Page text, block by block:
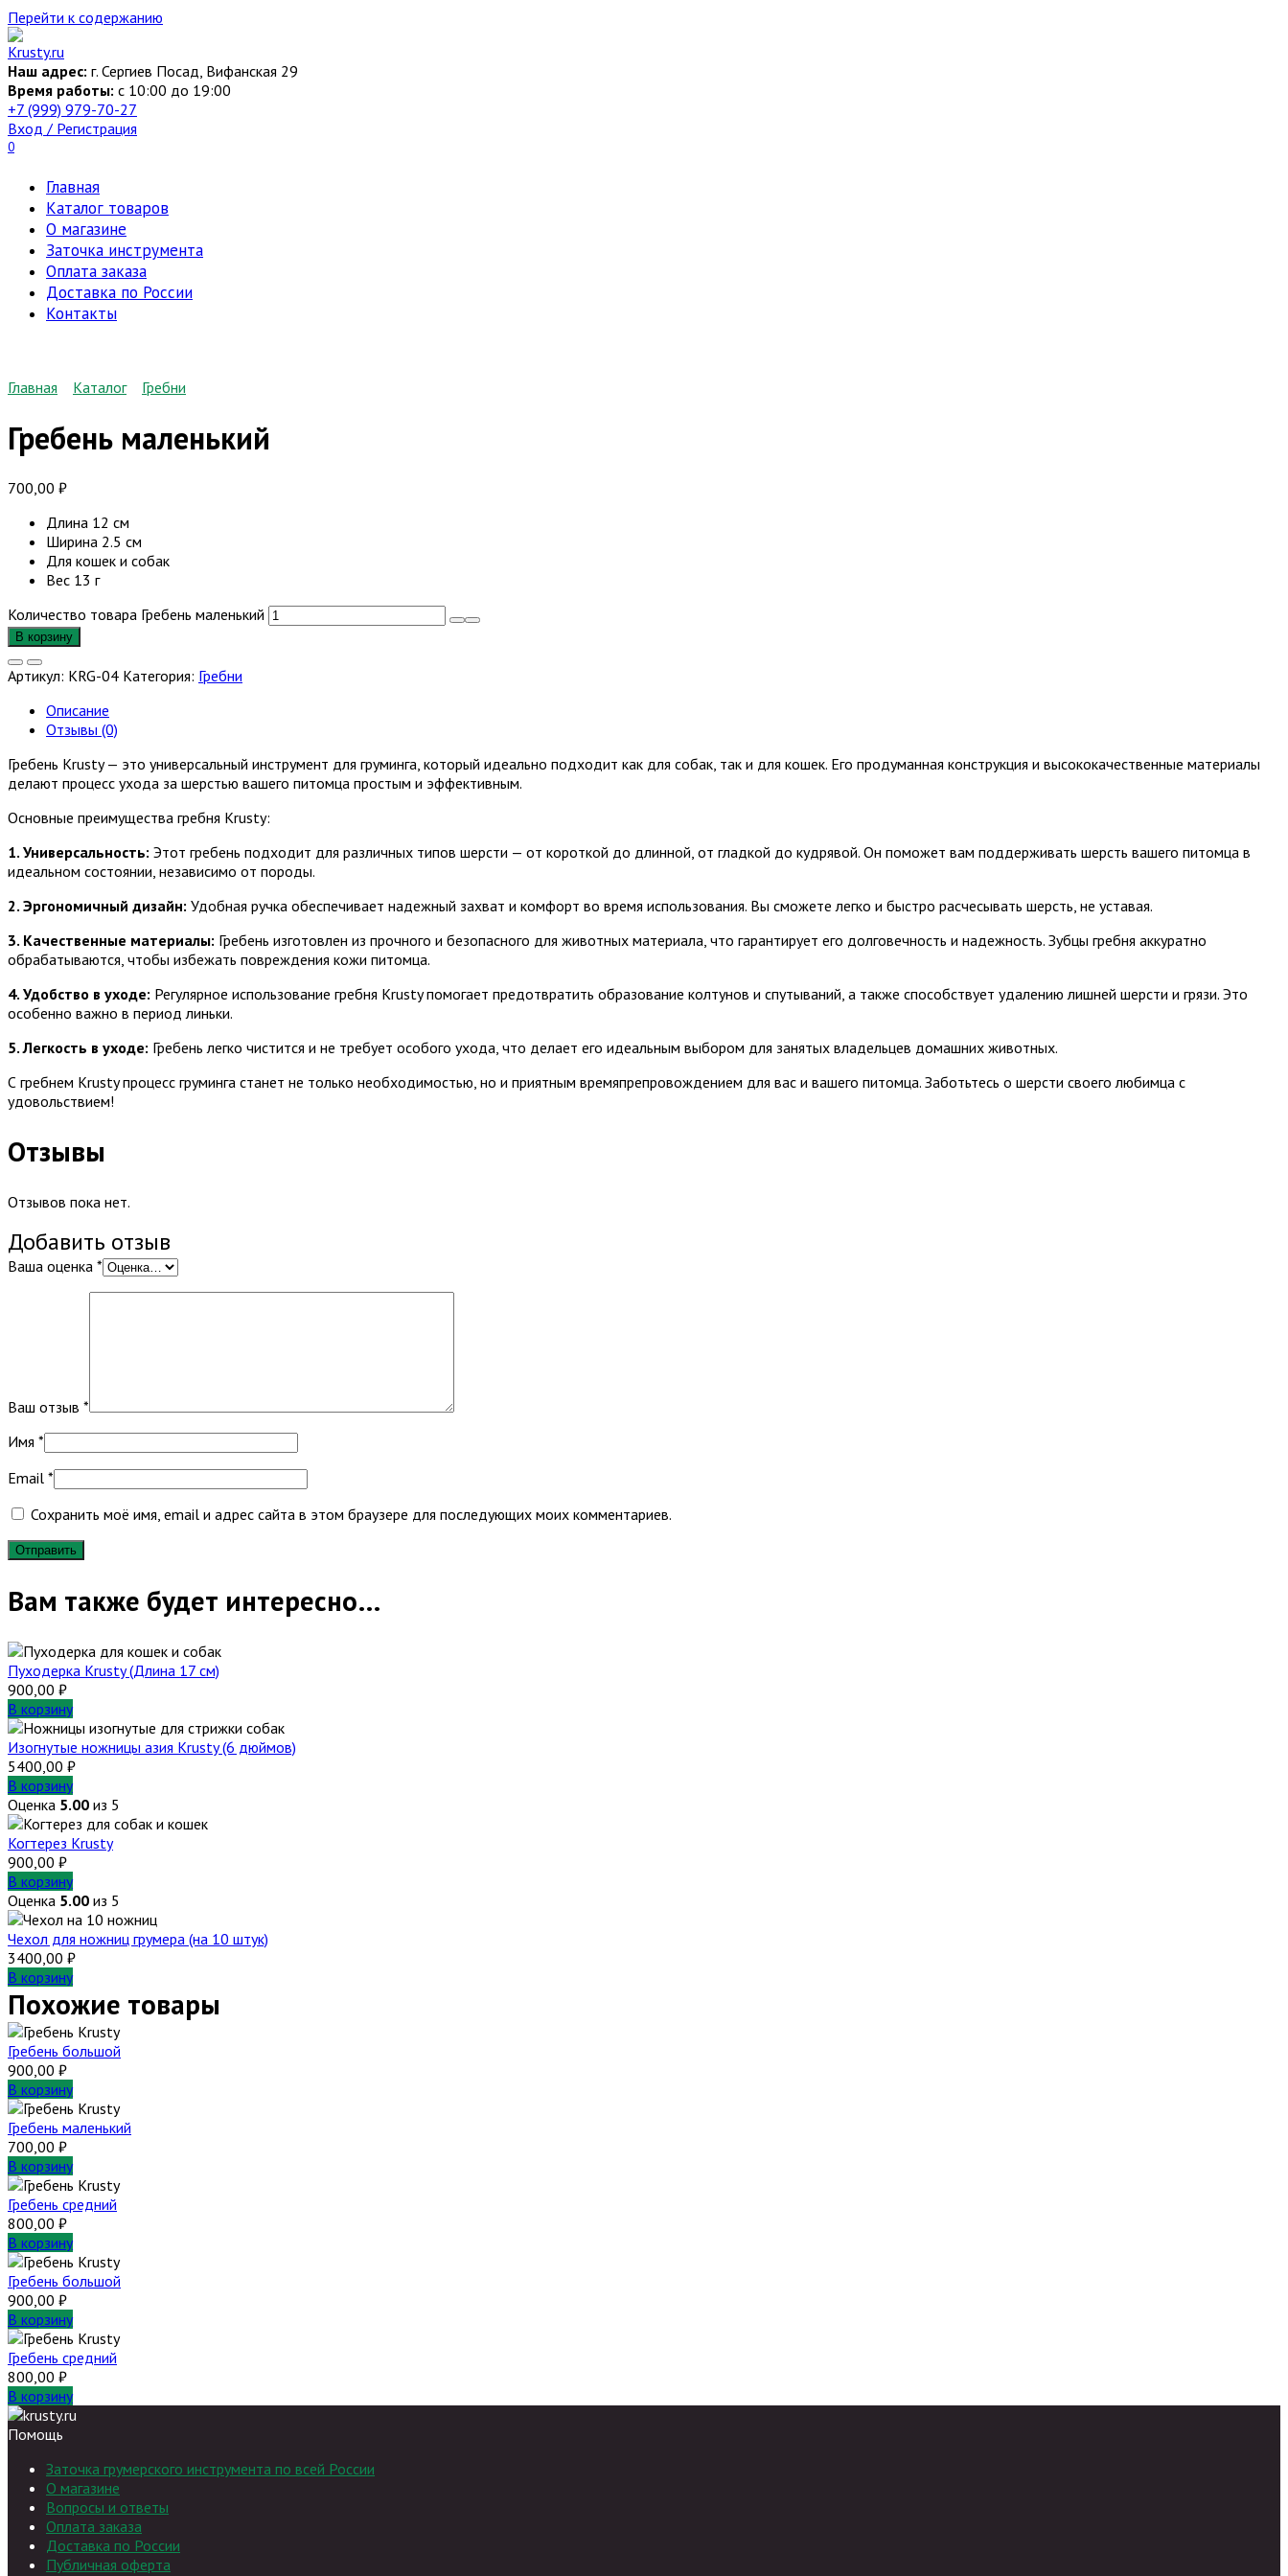
Перейти к содержанию
Наш адрес: г. Сергиев Посад, Вифанская 29
Время работы: c 10:00 до 19:00
+7 (999) 979-70-27
Вход / Регистрация
0
Главная
Каталог товаров
О магазине
Заточка инструмента
Оплата заказа
Доставка по России
Контакты
Главная Каталог Гребни
Гребень маленький
700,00 ₽
Длина 12 см
Ширина 2.5 см
Для кошек и собак
Вес 13 г
Количество товара Гребень маленький
В корзину
Артикул: KRG-04 Категория: Гребни
Описание
Отзывы (0)
Гребень Krusty — это универсальный инструмент для груминга, который идеально подходит как для собак, так и для кошек. Его продуманная конструкция и высококачественные материалы
делают процесс ухода за шерстью вашего питомца простым и эффективным.
Основные преимущества гребня Krusty:
1. Универсальность: Этот гребень подходит для различных типов шерсти — от короткой до длинной, от гладкой до кудрявой. Он поможет вам поддерживать шерсть вашего питомца в
идеальном состоянии, независимо от породы.
2. Эргономичный дизайн: Удобная ручка обеспечивает надежный захват и комфорт во время использования. Вы сможете легко и быстро расчесывать шерсть, не уставая.
3. Качественные материалы: Гребень изготовлен из прочного и безопасного для животных материала, что гарантирует его долговечность и надежность. Зубцы гребня аккуратно
обрабатываются, чтобы избежать повреждения кожи питомца.
4. Удобство в уходе: Регулярное использование гребня Krusty помогает предотвратить образование колтунов и спутываний, а также способствует удалению лишней шерсти и грязи. Это
особенно важно в период линьки.
5. Легкость в уходе: Гребень легко чистится и не требует особого ухода, что делает его идеальным выбором для занятых владельцев домашних животных.
С гребнем Krusty процесс груминга станет не только необходимостью, но и приятным времяпрепровождением для вас и вашего питомца. Заботьтесь о шерсти своего любимца с
удовольствием!
Отзывы
Отзывов пока нет.
Добавить отзыв
Ваша оценка *
Ваш отзыв *
Имя *
Email *
Сохранить моё имя, email и адрес сайта в этом браузере для последующих моих комментариев.
Вам также будет интересно…
Пуходерка Krusty (Длина 17 см)
900,00 ₽
В корзину
Изогнутые ножницы азия Krusty (6 дюймов)
5400,00 ₽
В корзину
Оценка 5.00 из 5
Когтерез Krusty
900,00 ₽
В корзину
Оценка 5.00 из 5
Чехол для ножниц грумера (на 10 штук)
3400,00 ₽
В корзину
Похожие товары
Гребень большой
900,00 ₽
В корзину
Гребень маленький
700,00 ₽
В корзину
Гребень средний
800,00 ₽
В корзину
Гребень большой
900,00 ₽
В корзину
Гребень средний
800,00 ₽
В корзину
Помощь
Заточка грумерского инструмента по всей России
О магазине
Вопросы и ответы
Оплата заказа
Доставка по России
Публичная оферта